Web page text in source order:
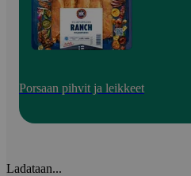
Porsaan pihvit ja leikkeet
Ladataan...